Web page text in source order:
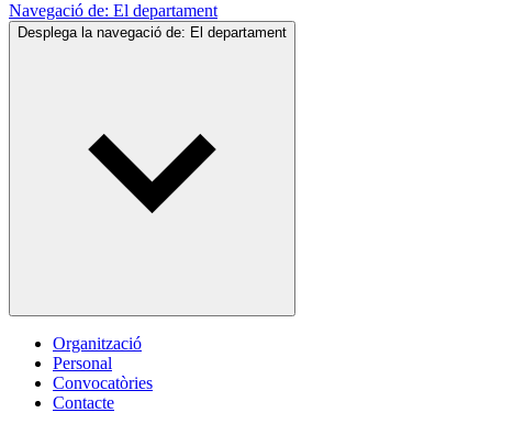
Navegació de: El departament
Desplega la navegació de: El departament
Organització
Personal
Convocatòries
Contacte